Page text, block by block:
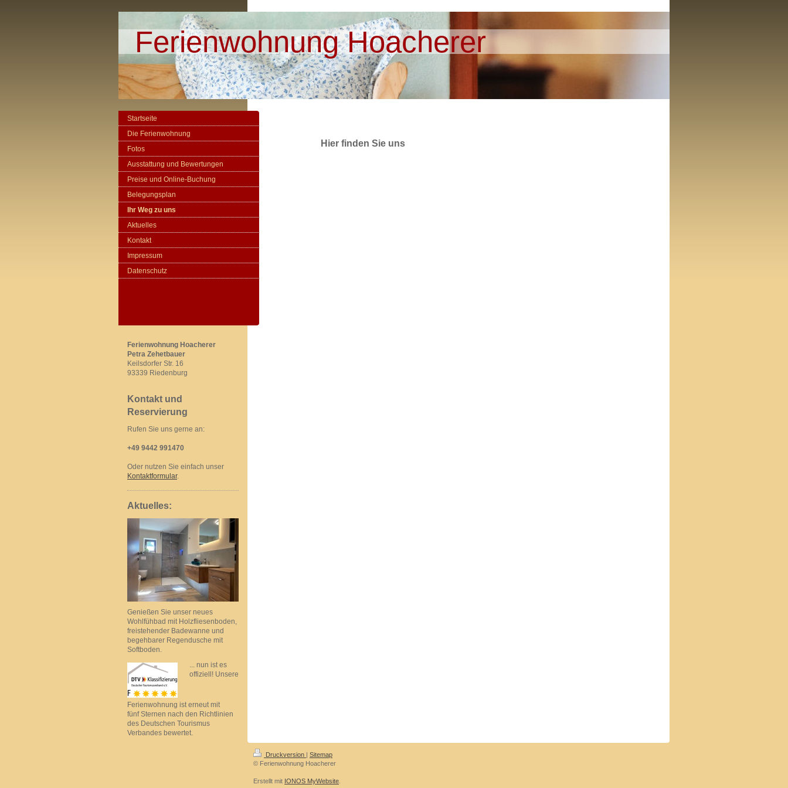
Ferienwohnung Hoacherer
Hier finden Sie uns
Startseite
Die Ferienwohnung
Fotos
Ausstattung und Bewertungen
Preise und Online-Buchung
Belegungsplan
Ihr Weg zu uns
Aktuelles
Kontakt
Impressum
Datenschutz
Ferienwohnung Hoacherer
Petra Zehetbauer
Keilsdorfer Str. 16
93339 Riedenburg
Kontakt und
Reservierung
Rufen Sie uns gerne an:
+49 9442 991470
Oder nutzen Sie einfach unser
Kontaktformular.
Aktuelles:
Genießen Sie unser neues
Wohlfühbad mit Holzfliesenboden,
freistehender Badewanne und
begehbarer Regendusche mit
Softboden.
... nun ist es
offiziell! Unsere
Ferienwohnung ist erneut mit
fünf Sternen nach den Richtlinien
des Deutschen Tourismus
Verbandes bewertet.
Druckversion | Sitemap
© Ferienwohnung Hoacherer
Erstellt mit IONOS MyWebsite